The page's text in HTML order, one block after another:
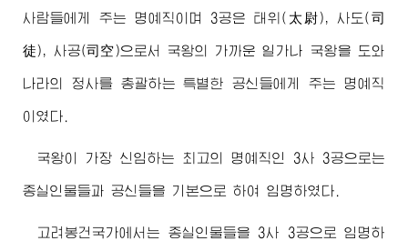
사람들에게 주는 명예직이며 3공은 태위(太尉), 사도(司
徒), 사공(司空)으로서 국왕의 가까운 일가나 국왕을 도와
나라의 정사를 총괄하는 특별한 공신들에게 주는 명예직
이였다.
국왕이 가장 신임하는 최고의 명예직인 3사 3공으로는
종실인물들과 공신들을 기본으로 하여 임명하였다.
고려봉건국가에서는 종실인물들을 3사 3공으로 임명하